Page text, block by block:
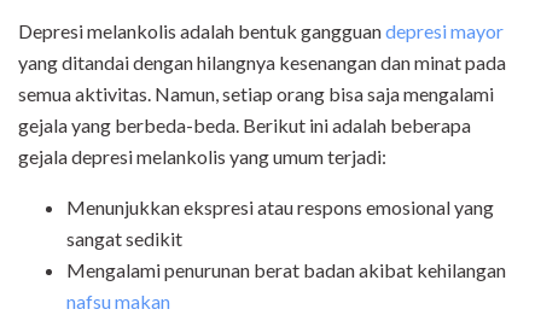
Depresi melankolis adalah bentuk gangguandepresi mayor
yang ditandai dengan hilangnya kesenangan dan minat pada
semua aktivitas. Namun, setiap orang bisa saja mengalami
gejala yang berbeda-beda. Berikut ini adalah beberapa
gejala depresi melankolis yang umum terjadi:
Menunjukkan ekspresi atau respons emosional yang
sangat sedikit
Mengalami penurunan berat badan akibat kehilangan
nafsu makan